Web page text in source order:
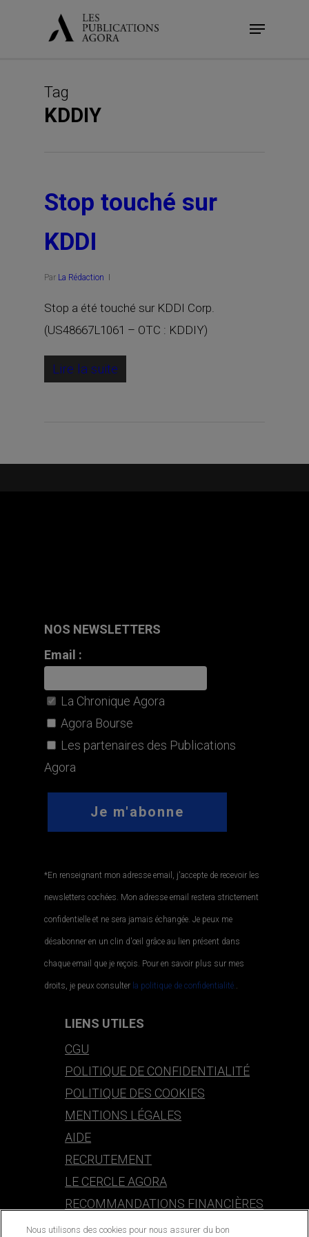
Menu
Tag
KDDIY
Stop touché sur
KDDI
Par La Rédaction
Stop a été touché sur KDDI Corp.
(US48667L1061 – OTC : KDDIY)
Lire la suite
NOS NEWSLETTERS
Email :
La Chronique Agora
Agora Bourse
Les partenaires des Publications
Agora
*En renseignant mon adresse email, j'accepte de recevoir les
newsletters cochées. Mon adresse email restera strictement
confidentielle et ne sera jamais échangée. Je peux me
désabonner en un clin d'œil grâce au lien présent dans
chaque email que je reçois. Pour en savoir plus sur mes
droits, je peux consulter la politique de confidentialité..
LIENS UTILES
CGU
POLITIQUE DE CONFIDENTIALITÉ
POLITIQUE DES COOKIES
MENTIONS LÉGALES
AIDE
RECRUTEMENT
LE CERCLE AGORA
RECOMMANDATIONS FINANCIÈRES
Nous utilisons des cookies pour nous assurer du bon